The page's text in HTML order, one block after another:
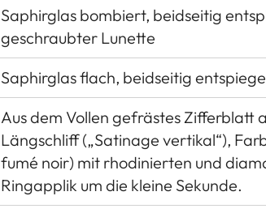
Saphirglas bombiert, beidseitig
geschraubter Lunette
Saphirglas flach, beidseitig
Aus dem Vollen gefrästes Zifferblatt
Längschliff („Satinage vertikal“),
fumé noir) mit rhodinierten und
Ringapplik um die kleine Sekunde.